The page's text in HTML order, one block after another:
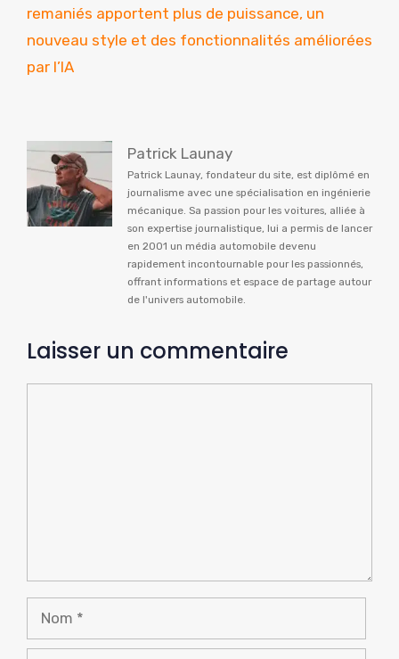
remaniés apportent plus de puissance, un
nouveau style et des fonctionnalités améliorées
par l’IA
Patrick Launay
Patrick Launay, fondateur du site, est diplômé en
journalisme avec une spécialisation en ingénierie
mécanique. Sa passion pour les voitures, alliée à
son expertise journalistique, lui a permis de lancer
en 2001 un média automobile devenu
rapidement incontournable pour les passionnés,
offrant informations et espace de partage autour
de l'univers automobile.
Laisser un commentaire
Nom